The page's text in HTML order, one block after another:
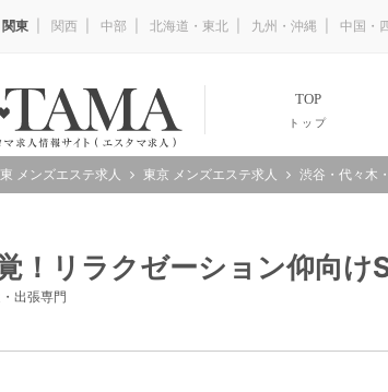
関東 関西 中部 北海道・東北 九州・沖縄 中国・
TOP
トップ
メンズエステ求人 東京 メンズエステ求人 渋谷・代々木
！リラクゼーション仰向け
出張専門